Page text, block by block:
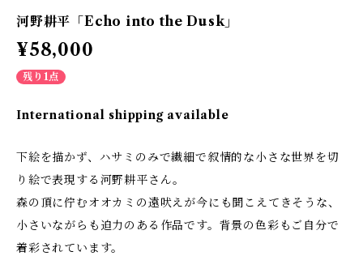
河野耕平「Echo into the Dusk」
¥58,000
残り1点
International shipping available
下絵を描かず、ハサミのみで繊細で叙情的な小さな世界を切
り絵で表現する河野耕平さん。
森の頂に佇むオオカミの遠吠えが今にも聞こえてきそうな、
小さいながらも迫力のある作品です。背景の色彩もご自分で
着彩されています。